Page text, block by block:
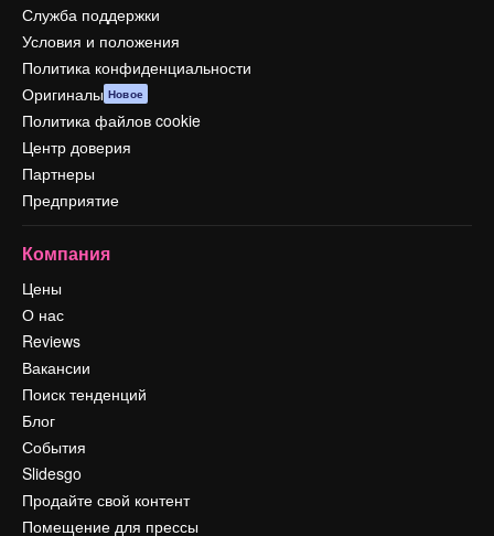
Служба поддержки
Условия и положения
Политика конфиденциальности
Оригиналы Новое
Политика файлов cookie
Центр доверия
Партнеры
Предприятие
Компания
Цены
О нас
Reviews
Вакансии
Поиск тенденций
Блог
События
Slidesgo
Продайте свой контент
Помещение для прессы